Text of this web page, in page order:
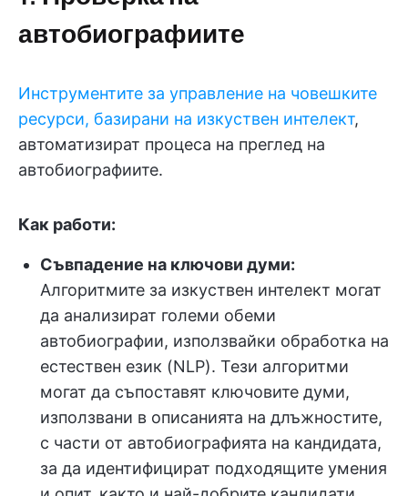
автобиографиите
Инструментите за управление на човешките
ресурси, базирани на изкуствен интелект,
автоматизират процеса на преглед на
автобиографиите.
Как работи:
Съвпадение на ключови думи:
Алгоритмите за изкуствен интелект могат
да анализират големи обеми
автобиографии, използвайки обработка на
естествен език (NLP). Тези алгоритми
могат да съпоставят ключовите думи,
използвани в описанията на длъжностите,
с части от автобиографията на кандидата,
за да идентифицират подходящите умения